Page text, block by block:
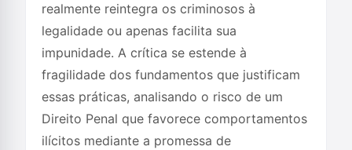
realmente reintegra os criminosos à
legalidade ou apenas facilita sua
impunidade. A crítica se estende à
fragilidade dos fundamentos que justificam
essas práticas, analisando o risco de um
Direito Penal que favorece comportamentos
ilícitos mediante a promessa de